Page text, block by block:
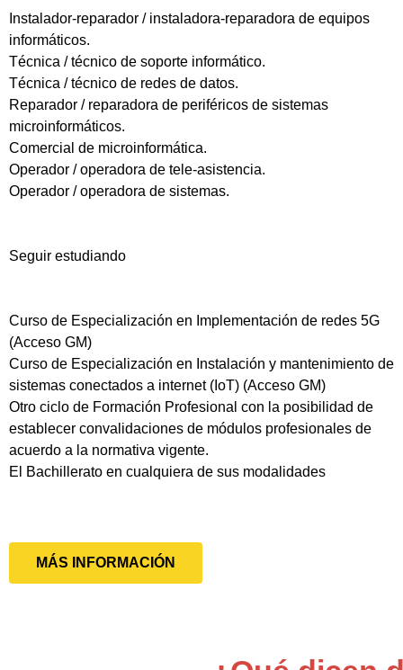
Instalador-reparador / instaladora-reparadora de equipos
informáticos.
Técnica / técnico de soporte informático.
Técnica / técnico de redes de datos.
Reparador / reparadora de periféricos de sistemas
microinformáticos.
Comercial de microinformática.
Operador / operadora de tele-asistencia.
Operador / operadora de sistemas.
Seguir estudiando
Curso de Especialización en Implementación de redes 5G
(Acceso GM)
Curso de Especialización en Instalación y mantenimiento de
sistemas conectados a internet (IoT) (Acceso GM)
Otro ciclo de Formación Profesional con la posibilidad de
establecer convalidaciones de módulos profesionales de
acuerdo a la normativa vigente.
El Bachillerato en cualquiera de sus modalidades
MÁS INFORMACIÓN